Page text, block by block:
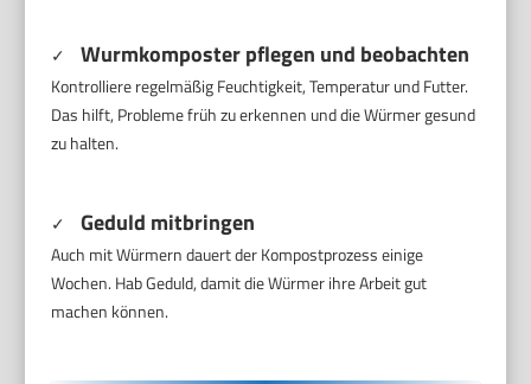
✓ Wurmkomposter pflegen und beobachten
Kontrolliere regelmäßig Feuchtigkeit, Temperatur und Futter.
Das hilft, Probleme früh zu erkennen und die Würmer gesund
zu halten.
✓ Geduld mitbringen
Auch mit Würmern dauert der Kompostprozess einige
Wochen. Hab Geduld, damit die Würmer ihre Arbeit gut
machen können.